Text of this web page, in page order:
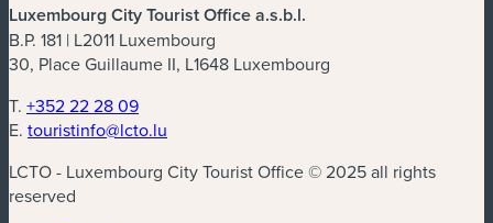
Luxembourg City Tourist Office a.s.b.l.
B.P. 181 | L2011 Luxembourg
30, Place Guillaume II, L1648 Luxembourg
T. +352 22 28 09
E. touristinfo@lcto.lu
LCTO - Luxembourg City Tourist Office © 2025 all rights
reserved